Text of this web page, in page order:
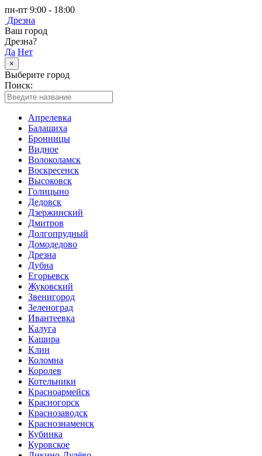
пн-пт 9:00 - 18:00
Дрезна
Ваш город
Дрезна?
Да Нет
×
Выберите город
Поиск:
Апрелевка
Балашиха
Бронницы
Видное
Волоколамск
Воскресенск
Высоковск
Голицыно
Дедовск
Дзержинский
Дмитров
Долгопрудный
Домодедово
Дрезна
Дубна
Егорьевск
Жуковский
Звенигород
Зеленоград
Ивантеевка
Калуга
Кашира
Клин
Коломна
Королев
Котельники
Красноармейск
Красногорск
Краснозаводск
Краснознаменск
Кубинка
Куровское